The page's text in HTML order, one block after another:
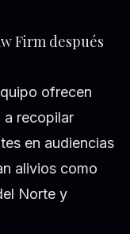
Firm después
ofrecen
a recopilar
en audiencias
alivios como
Norte y